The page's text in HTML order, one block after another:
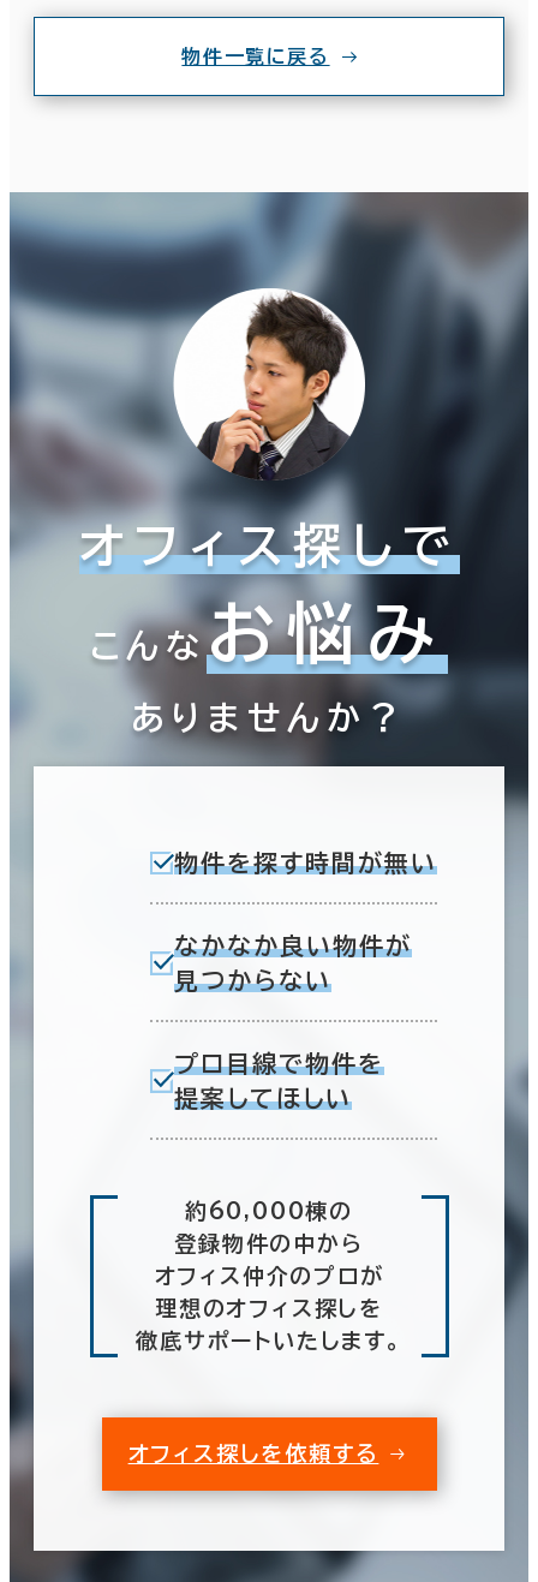
物件一覧に戻る
オフィス探しで
こんなお悩み
ありませんか？
物件を探す時間が無い
なかなか良い物件が
見つからない
プロ目線で物件を
提案してほしい
約60,000棟の
登録物件の中から
オフィス仲介のプロが
理想のオフィス探しを
徹底サポートいたします。
オフィス探しを依頼する